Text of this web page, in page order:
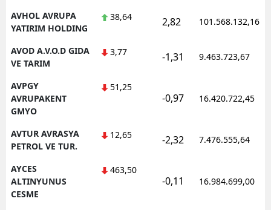
AVHOL AVRUPA
YATIRIM HOLDING
38,64 2,82 101.568.132,16
AVOD A.V.O.D GIDA
VE TARIM
3,77 -1,31 9.463.723,67
AVPGY
AVRUPAKENT
GMYO
51,25
-0,97 16.420.722,45
AVTUR AVRASYA
PETROL VE TUR.
12,65 -2,32 7.476.555,64
AYCES
ALTINYUNUS
CESME
463,50
-0,11 16.984.699,00